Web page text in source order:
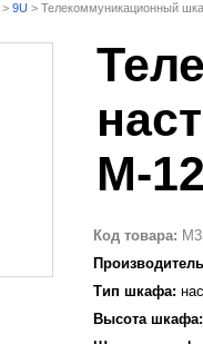
> 9U > Телекоммуникационный
М-
Код товара:
Тип шкафа:
Высота шкафа: